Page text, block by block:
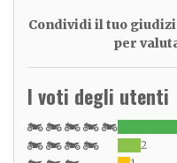
Condividi il tuo
per
I voti degli utenti
2